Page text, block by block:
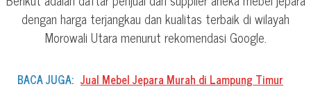
dengan harga terjangkau dan kualitas terbaik di wilayah
Morowali Utara menurut rekomendasi Google.
BACA JUGA: Jual Mebel Jepara Murah di Lampung Timur